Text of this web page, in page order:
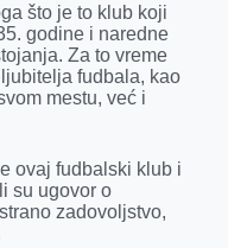
A
p
p
što je to klub koji
godine i naredne
Za to vreme
fudbala, kao
mestu, već i
ovaj fudbalski klub i
su ugovor o
zadovoljstvo,